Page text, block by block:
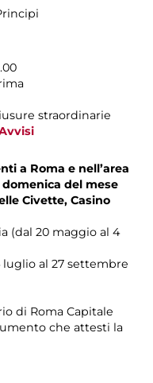
straordinarie
a Roma e nell’area
del mese
Civette, Casino
(dal 20 maggio al 4
al 27 settembre
di Roma Capitale
che attesti la